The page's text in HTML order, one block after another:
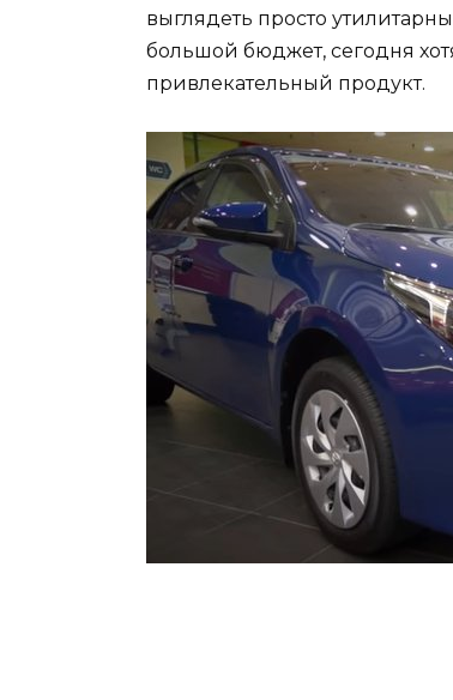
выглядеть просто
большой бюджет, сегодня
привлекательный продукт.